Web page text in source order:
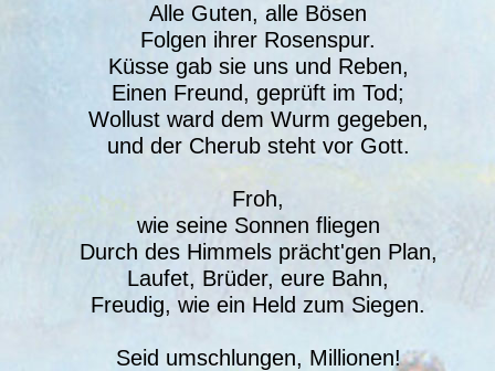
Alle Guten, alle Bösen
Folgen ihrer Rosenspur.
Küsse gab sie uns und Reben,
Einen Freund, geprüft im Tod;
Wollust ward dem Wurm gegeben,
und der Cherub steht vor Gott.
Froh,
wie seine Sonnen fliegen
Durch des Himmels prächt'gen Plan,
Laufet, Brüder, eure Bahn,
Freudig, wie ein Held zum Siegen.
Seid umschlungen, Millionen!